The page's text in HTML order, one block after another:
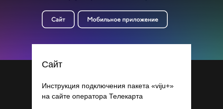
Сайт
Инструкция подключения пакета «viju+»
на сайте оператора Телекарта